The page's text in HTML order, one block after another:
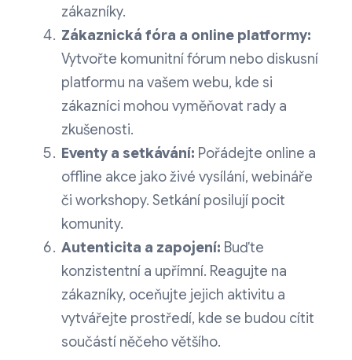
zákazníky.
Zákaznická fóra a online platformy:
Vytvořte komunitní fórum nebo diskusní
platformu na vašem webu, kde si
zákazníci mohou vyměňovat rady a
zkušenosti.
Eventy a setkávání: Pořádejte online a
offline akce jako živé vysílání, webináře
či workshopy. Setkání posilují pocit
komunity.
Autenticita a zapojení: Buďte
konzistentní a upřímní. Reagujte na
zákazníky, oceňujte jejich aktivitu a
vytvářejte prostředí, kde se budou cítit
součástí něčeho většího.